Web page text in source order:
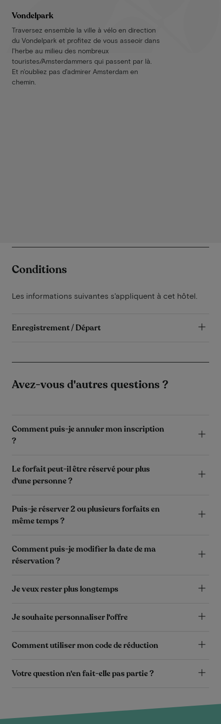
Vondelpark
Traversez ensemble la ville à vélo en direction
du Vondelpark et profitez de vous asseoir dans
l'herbe au milieu des nombreux
touristes/Amsterdammers qui passent par là.
Et n'oubliez pas d'admirer Amsterdam en
chemin.
Conditions
Les informations suivantes s'appliquent à cet hôtel.
Enregistrement / Départ
Avez-vous d'autres questions ?
Comment puis-je annuler mon inscription
?
Le forfait peut-il être réservé pour plus
d'une personne ?
Puis-je réserver 2 ou plusieurs forfaits en
même temps ?
Comment puis-je modifier la date de ma
réservation ?
Je veux rester plus longtemps
Je souhaite personnaliser l'offre
Comment utiliser mon code de réduction
Votre question n'en fait-elle pas partie ?